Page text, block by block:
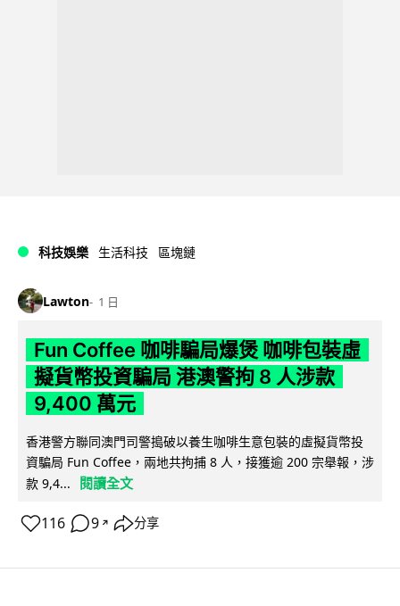
科技娛樂 生活科技 區塊鏈
Lawton 1 日
Fun Coffee 咖啡騙局爆煲 咖啡包裝虛
擬貨幣投資騙局 港澳警拘 8 人涉款
9,400 萬元
香港警方聯同澳門司警搗破以養生咖啡生意包裝的虛擬貨幣投
資騙局 Fun Coffee，兩地共拘捕 8 人，接獲逾 200 宗舉報，涉
款 9,4...
閱讀全文
116 9 ↗ 分享